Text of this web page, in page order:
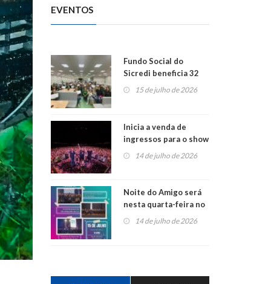
EVENTOS
Fundo Social do
Sicredi beneficia 32
projetos em
15 de julho de 2026
Inicia a venda de
ingressos para o show
do Jota Quest nos 45
anos da Sicredi Ouro
14 de julho de 2026
Noite do Amigo será
nesta quarta-feira no
Centro de Cultura de
14 de julho de 2026